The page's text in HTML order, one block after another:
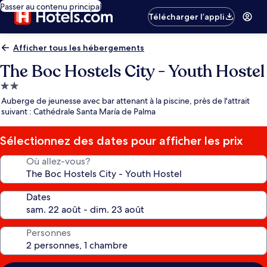
Passer au contenu principal
Télécharger l’appli
Afficher tous les hébergements
The Boc Hostels City - Youth Hostel
Hébergement
2.0 étoiles
Auberge de jeunesse avec bar attenant à la piscine, près de l'attrait
suivant : Cathédrale Santa María de Palma
Sélectionnez des dates pour afficher les prix
Où allez-vous?
Dates
Personnes